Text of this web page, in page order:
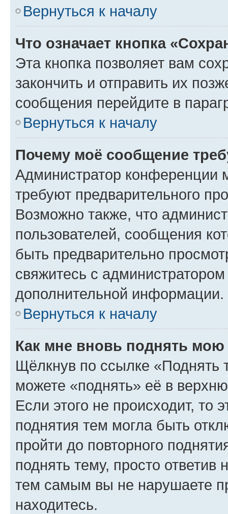
Вернуться к началу
Что означает кнопка
Эта кнопка позволяет вам
закончить и отправить их
сообщения перейдите в
Вернуться к началу
Почему моё сообщение
Администратор конференции
требуют предварительного
Возможно также, что
пользователей, сообщения
быть предварительно
свяжитесь с
дополнительной информации.
Вернуться к началу
Как мне вновь поднять мою
Щёлкнув по ссылке «Поднять
можете «поднять» её в
Если этого не происходит, то
поднятия тем могла быть
пройти до повторного
поднять тему, просто ответив
тем самым вы не нарушаете
находитесь.